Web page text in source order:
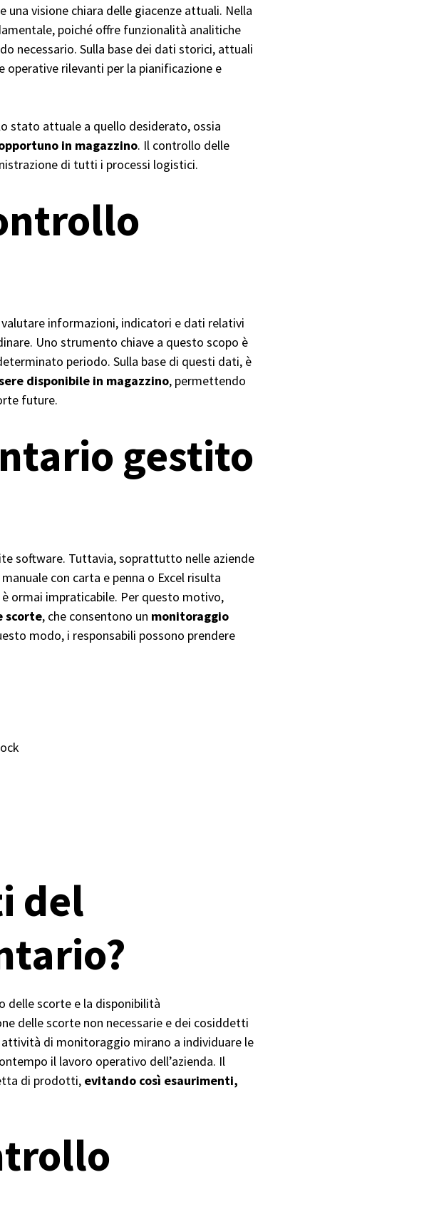
visione chiara delle giacenze attuali. Nella
poiché offre funzionalità analitiche
necessario. Sulla base dei dati storici, attuali
operative rilevanti per la pianificazione e
stato attuale a quello desiderato, ossia
in magazzino. Il controllo delle
di tutti i processi logistici.
informazioni, indicatori e dati relativi
Uno strumento chiave a questo scopo è
periodo. Sulla base di questi dati, è
disponibile in magazzino, permettendo
future.
gestito
software. Tuttavia, soprattutto nelle aziende
con carta e penna o Excel risulta
ormai impraticabile. Per questo motivo,
scorte, che consentono un monitoraggio
modo, i responsabili possono prendere
del
delle scorte e la disponibilità
delle scorte non necessarie e dei cosiddetti
di monitoraggio mirano a individuare le
il lavoro operativo dell’azienda. Il
di prodotti, evitando così esaurimenti,